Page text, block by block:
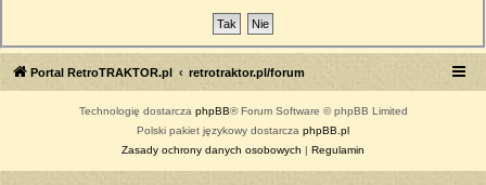
Portal RetroTRAKTOR.pl retrotraktor.pl/forum
Technologię dostarcza phpBB® Forum Software © phpBB Limited
Polski pakiet językowy dostarcza phpBB.pl
Zasady ochrony danych osobowych | Regulamin